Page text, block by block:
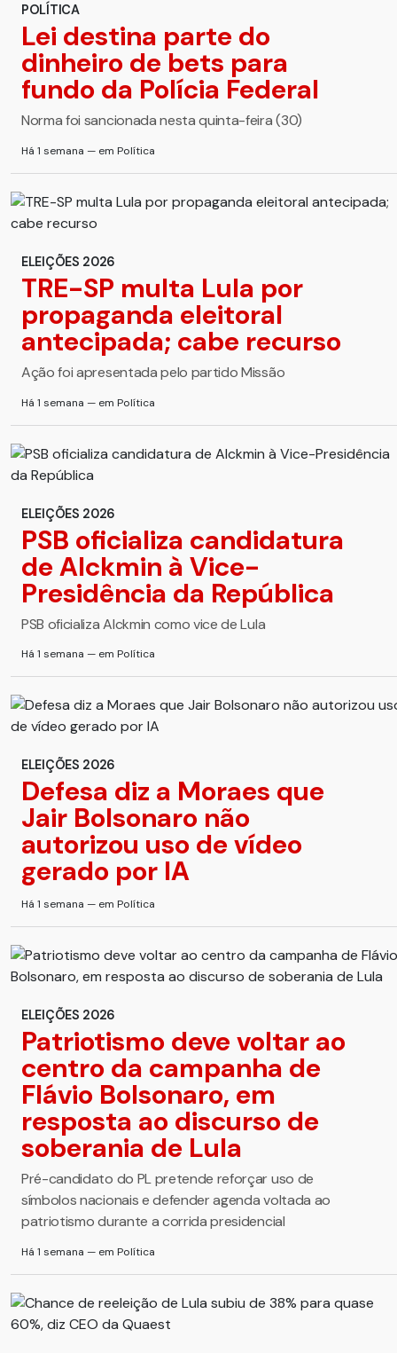
POLÍTICA
Lei destina parte do
dinheiro de bets para
fundo da Polícia Federal
Norma foi sancionada nesta quinta-feira (30)
Há 1 semana — em Política
ELEIÇÕES 2026
TRE-SP multa Lula por
propaganda eleitoral
antecipada; cabe recurso
Ação foi apresentada pelo partido Missão
Há 1 semana — em Política
ELEIÇÕES 2026
PSB oficializa candidatura
de Alckmin à Vice-
Presidência da República
PSB oficializa Alckmin como vice de Lula
Há 1 semana — em Política
ELEIÇÕES 2026
Defesa diz a Moraes que
Jair Bolsonaro não
autorizou uso de vídeo
gerado por IA
Há 1 semana — em Política
ELEIÇÕES 2026
Patriotismo deve voltar ao
centro da campanha de
Flávio Bolsonaro, em
resposta ao discurso de
soberania de Lula
Pré-candidato do PL pretende reforçar uso de
símbolos nacionais e defender agenda voltada ao
patriotismo durante a corrida presidencial
Há 1 semana — em Política